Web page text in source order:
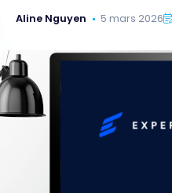
Aline Nguyen 5 mars 2026